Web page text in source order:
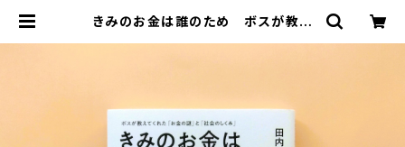
きみのお金は誰のため ボスが教え